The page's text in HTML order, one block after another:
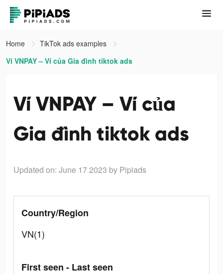
Home
TikTok ads examples
Ví VNPAY – Ví của Gia đình tiktok ads
Ví VNPAY – Ví của
Gia đình tiktok ads
Updated on: June 17 2023 by Pipiads
Country/Region
VN(1)
First seen - Last seen